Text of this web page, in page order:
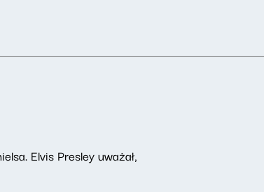
Elvis Presley uważał,